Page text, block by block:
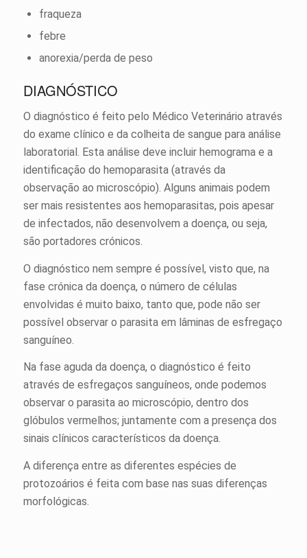
fraqueza
febre
anorexia/perda de peso
DIAGNÓSTICO
O diagnóstico é feito pelo Médico Veterinário através
do exame clínico e da colheita de sangue para análise
laboratorial. Esta análise deve incluir hemograma e a
identificação do hemoparasita (através da
observação ao microscópio). Alguns animais podem
ser mais resistentes aos hemoparasitas, pois apesar
de infectados, não desenvolvem a doença, ou seja,
são portadores crónicos.
O diagnóstico nem sempre é possível, visto que, na
fase crónica da doença, o número de células
envolvidas é muito baixo, tanto que, pode não ser
possível observar o parasita em lâminas de esfregaço
sanguíneo.
Na fase aguda da doença, o diagnóstico é feito
através de esfregaços sanguíneos, onde podemos
observar o parasita ao microscópio, dentro dos
glóbulos vermelhos; juntamente com a presença dos
sinais clínicos característicos da doença.
A diferença entre as diferentes espécies de
protozoários é feita com base nas suas diferenças
morfológicas.